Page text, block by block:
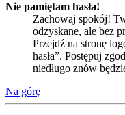
Nie pamiętam hasła!
Zachowaj spokój!
odzyskane, ale bez
Przejdź na stronę
hasła”. Postępuj
niedługo znów
Na górę